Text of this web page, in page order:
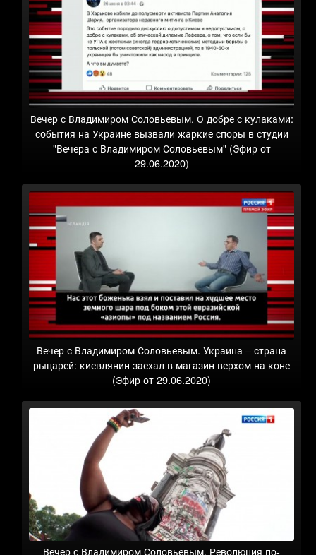
Вечер с Владимиром Соловьевым. О добре с кулаками:
события на Украине вызвали жаркие споры в студии
"Вечера с Владимиром Соловьевым" (Эфир от
29.06.2020)
Вечер с Владимиром Соловьевым. Украина – страна
рыцарей: киевлянин заехал в магазин верхом на коне
(Эфир от 29.06.2020)
Вечер с Владимиром Соловьевым. Революция по-